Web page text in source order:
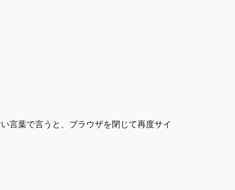
言葉で言うと、ブラウザを閉じて再度サイ